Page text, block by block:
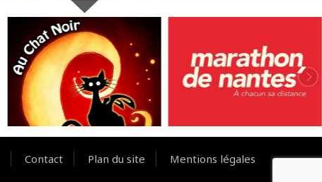
Contact Plan du site Mentions légales